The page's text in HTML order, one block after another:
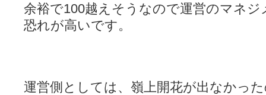
余裕で100越えそうなので運営のマネ
恐れが高いです。
運営側としては、嶺上開花が出なかっ